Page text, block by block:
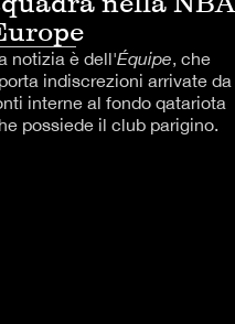
notizia è dell'Équipe, che
indiscrezioni arrivate da
interne al fondo qatariota
possiede il club parigino.